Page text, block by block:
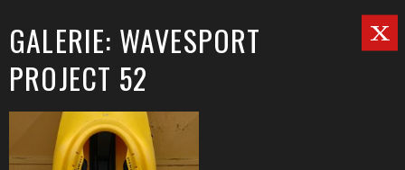
GALERIE: WAVESPORT
PROJECT 52